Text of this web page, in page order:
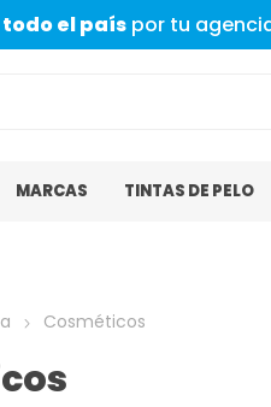
todo el país por tu
MARCAS TINTAS DE PELO
Cosméticos